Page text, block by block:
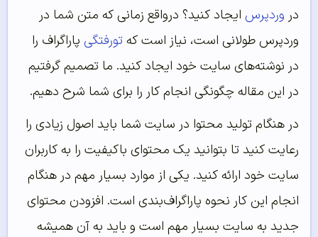
در وردپرس ایجاد کنید؟ درواقع زمانی که متن شما در
وردپرس طولانی است، نیاز است که تورفتگی پاراگراف را
در نوشته‌های سایت خود ایجاد کنید. ما تصمیم گرفتیم
در این مقاله چگونگی انجام کار را برای شما شرح دهیم.
در هنگام تولید محتوا در سایت شما باید اصول زیادی را
رعایت کنید تا بتوانید یک محتوای باکیفیت را به کاربران
سایت خود ارائه کنید. یکی از موارد بسیار مهم در هنگام
انجام این کار نحوه پاراگراف‌بندی است. افزودن محتوای
جدید به سایت بسیار مهم است و باید به آن همیشه